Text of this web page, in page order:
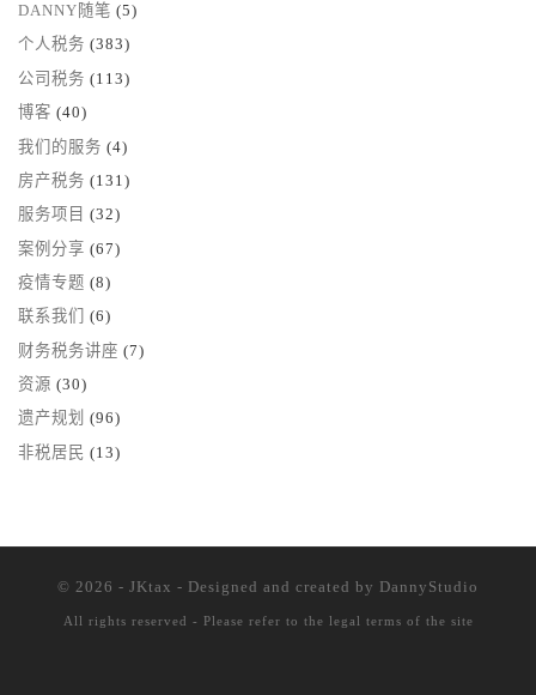
DANNY随笔 (5)
个人税务 (383)
公司税务 (113)
博客 (40)
我们的服务 (4)
房产税务 (131)
服务项目 (32)
案例分享 (67)
疫情专题 (8)
联系我们
(6)
财务税务讲座 (7)
资源 (30)
遗产规划 (96)
非税居民 (13)
© 2026 - JKtax - Designed and created by DannyStudio
All rights reserved - Please refer to the legal terms of the site